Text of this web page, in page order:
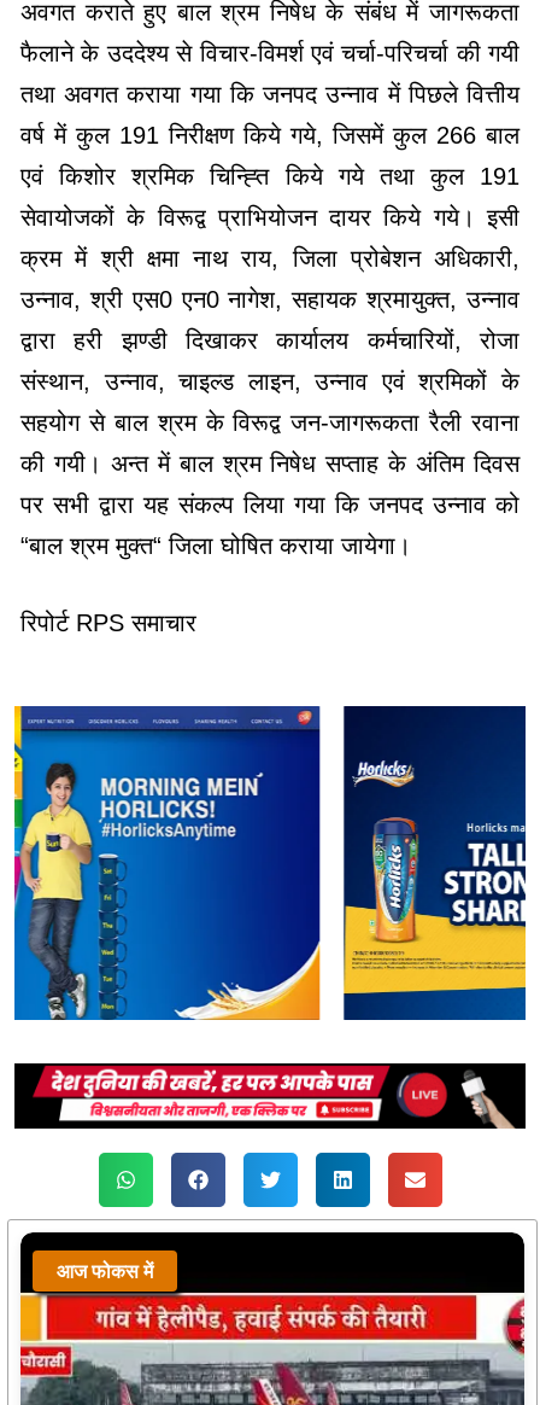
अवगत कराते हुए बाल श्रम निषेध के संबंध में जागरूकता
फैलाने के उददेश्य से विचार-विमर्श एवं चर्चा-परिचर्चा की गयी
तथा अवगत कराया गया कि जनपद उन्नाव में पिछले वित्तीय
वर्ष में कुल 191 निरीक्षण किये गये, जिसमें कुल 266 बाल
एवं किशोर श्रमिक चिन्ह्ति किये गये तथा कुल 191
सेवायोजकों के विरूद्व प्राभियोजन दायर किये गये। इसी
क्रम में श्री क्षमा नाथ राय, जिला प्रोबेशन अधिकारी,
उन्नाव, श्री एस0 एन0 नागेश, सहायक श्रमायुक्त, उन्नाव
द्वारा हरी झण्डी दिखाकर कार्यालय कर्मचारियों, रोजा
संस्थान, उन्नाव, चाइल्ड लाइन, उन्नाव एवं श्रमिकों के
सहयोग से बाल श्रम के विरूद्व जन-जागरूकता रैली रवाना
की गयी। अन्त में बाल श्रम निषेध सप्ताह के अंतिम दिवस
पर सभी द्वारा यह संकल्प लिया गया कि जनपद उन्नाव को
“बाल श्रम मुक्त“ जिला घोषित कराया जायेगा।
रिपोर्ट RPS समाचार
आज फोकस में